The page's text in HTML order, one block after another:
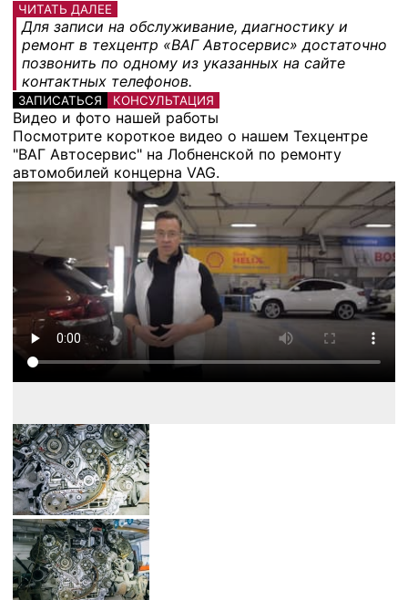
ЧИТАТЬ ДАЛЕЕ
Для записи на обслуживание, диагностику и
ремонт в техцентр «ВАГ Автосервис» достаточно
позвонить по одному из указанных на сайте
контактных телефонов.
ЗАПИСАТЬСЯ КОНСУЛЬТАЦИЯ
Видео и фото нашей работы
Посмотрите короткое видео о нашем Техцентре
"ВАГ Автосервис" на Лобненской по ремонту
автомобилей концерна VAG.